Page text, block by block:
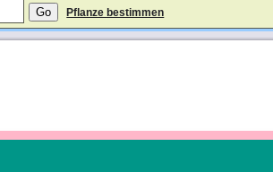
Pflanze bestimmen